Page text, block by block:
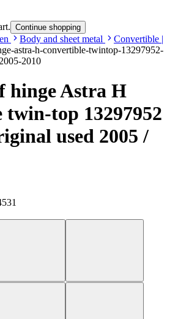
Continue shopping
Body and sheet metal
Convertible |
astra-h-convertible-twintop-13297952-
2010
hinge Astra H
top 13297952
used 2005 /